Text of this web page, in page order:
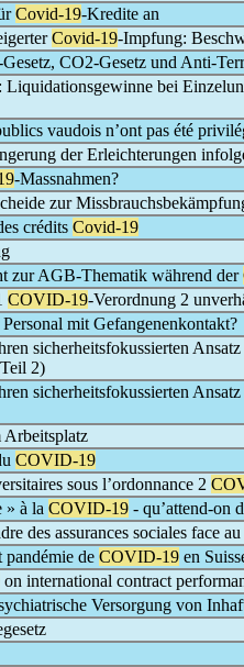
Covid-19-Kredite an
Covid-19-Impfung:
Gesetz, CO2-Gesetz und Anti-
bei
vaudois n’ont pas été
der Erleichterungen
-Massnahmen?
zur
crédits Covid-19
zur AGB-Thematik während der
COVID-19-Verordnung 2
mit Gefangenenkontakt?
sicherheitsfokussierten
2)
sicherheitsfokussierten
COVID-19
sous l’ordonnance 2
» à la COVID-19 - qu’attend-on
des assurances sociales face au
de COVID-19 en
on international contract
Versorgung von